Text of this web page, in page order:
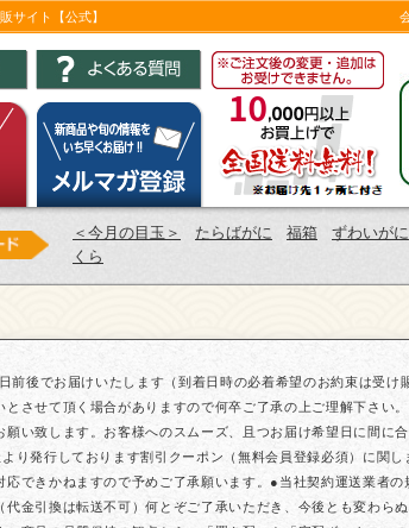
サイト【公式】
＜今月の目玉＞ たらばがに 福箱 ずわいがに
くら
前後でお届けいたします（到着日時の必着希望のお約束は受
させて頂く場合がありますので何卒ご了承の上ご理解下さい
い致します。お客様へのスムーズ、且つお届け希望日に間に
り発行しております割引クーポン（無料会員登録必須）に関
できかねますので予めご了承願います。●当社契約運送業者
金引換は転送不可）何とぞご了承いただき、今後とも変わら